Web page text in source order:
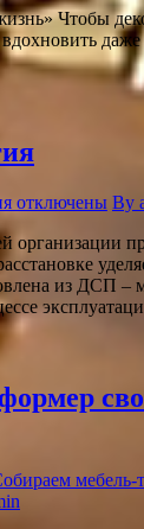
Чтобы
даже
отключены By
организации
из ДСП –